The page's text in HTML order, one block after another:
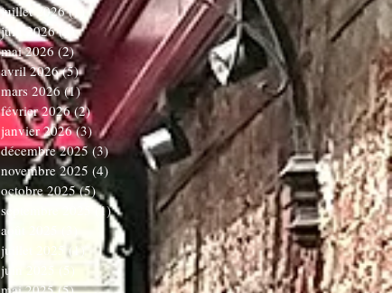
juillet 2026 (1)1 post
juin 2026 (3)3 posts
mai 2026 (2)2 posts
avril 2026 (5)5 posts
mars 2026 (1)1 post
février 2026 (2)2 posts
janvier 2026 (3)3 posts
décembre 2025 (3)3 posts
novembre 2025 (4) 4 posts
octobre 2025 (5)5 posts
septembre 2025
(1)1 post
août 2025
3 posts
juillet 2025 (1)
1 post
juin 2025
(5) 5 posts
mai 2025 (5)5 posts